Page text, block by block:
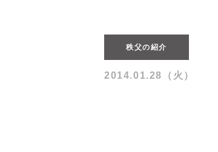
秩父の紹介
2014.01.28（火）